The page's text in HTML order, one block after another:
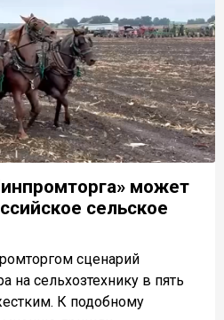
может
сельское
сценарий
на сельхозтехнику в пять
К подобному